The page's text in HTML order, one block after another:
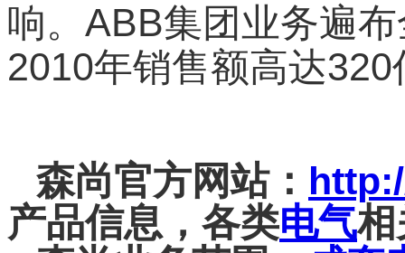
响。ABB集团业务遍
2010年销售额高达320
森尚官方网站：
产品信息，各类电气相